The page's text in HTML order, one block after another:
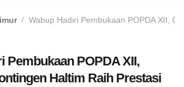
Wabup Hadiri Pembukaan POPDA XII,
Pembukaan POPDA XII,
Haltim Raih Prestasi